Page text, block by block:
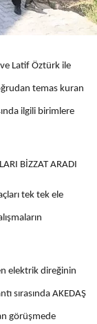
ve Latif Öztürk ile
temas kuran
ilgili birimlere
BİZZAT ARADI
tek tek ele
elektrik direğinin
sırasında AKEDAŞ
görüşmede